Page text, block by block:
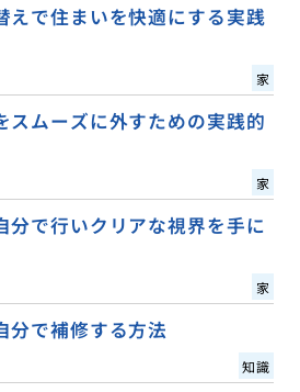
えで住まいを快適にする実践
家
スムーズに外すための実践的
家
分で行いクリアな視界を手に
家
分で補修する方法
知識